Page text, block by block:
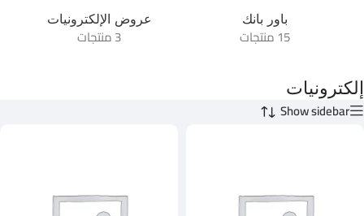
باور بانك
15 منتجات
عروض الإلكترونيات
3 منتجات
إلكترونيات
Show sidebar